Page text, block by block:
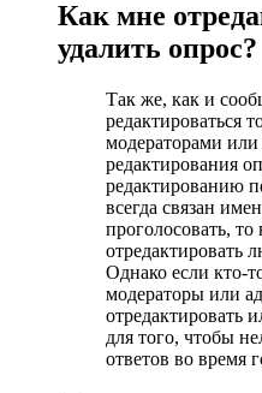
Как мне
удалить опрос?
Так же, как и
редактироваться
модераторами
редактирования
редактированию
всегда связан
проголосовать,
отредактировать
Однако если кто-
модераторы или
отредактировать
для того, чтобы
ответов во время